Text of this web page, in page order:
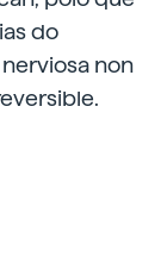
do
non